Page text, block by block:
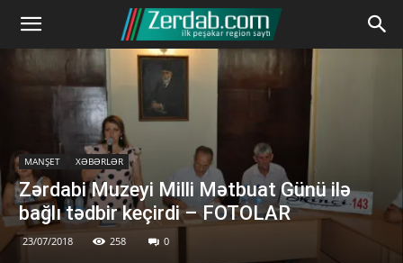
MANŞET XƏBƏRLƏR
Zərdabi Muzeyi Milli Mətbuat Günü ilə
bağlı tədbir keçirdi – FOTOLAR
23/07/2018 258 0